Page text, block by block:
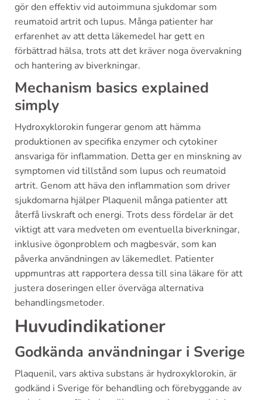
gör den effektiv vid autoimmuna sjukdomar som
reumatoid artrit och lupus. Många patienter har
erfarenhet av att detta läkemedel har gett en
förbättrad hälsa, trots att det kräver noga övervakning
och hantering av biverkningar.
Mechanism basics explained
simply
Hydroxyklorokin fungerar genom att hämma
produktionen av specifika enzymer och cytokiner
ansvariga för inflammation. Detta ger en minskning av
symptomen vid tillstånd som lupus och reumatoid
artrit. Genom att häva den inflammation som driver
sjukdomarna hjälper Plaquenil många patienter att
återfå livskraft och energi. Trots dess fördelar är det
viktigt att vara medveten om eventuella biverkningar,
inklusive ögonproblem och magbesvär, som kan
påverka användningen av läkemedlet. Patienter
uppmuntras att rapportera dessa till sina läkare för att
justera doseringen eller överväga alternativa
behandlingsmetoder.
Huvudindikationer
Godkända användningar i Sverige
Plaquenil, vars aktiva substans är hydroxyklorokin, är
godkänd i Sverige för behandling och förebyggande av